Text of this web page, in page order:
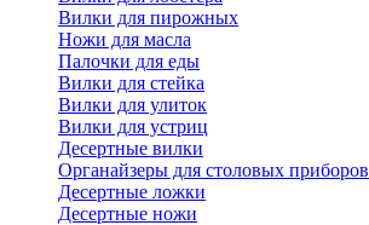
Вилки для пирожных
Ножи для масла
Палочки для еды
Вилки для стейка
Вилки для улиток
Вилки для устриц
Десертные вилки
Органайзеры для столовых приборов
Десертные ложки
Десертные ножи